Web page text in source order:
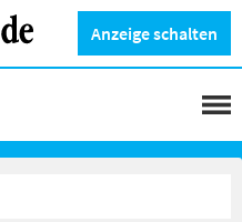
Anzeige schalten